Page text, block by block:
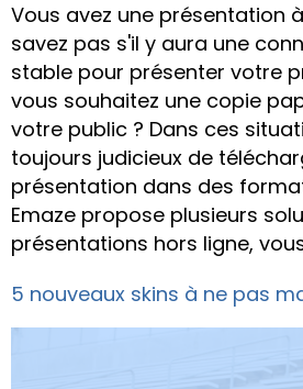
Vous avez une présentation
savez pas s'il y aura une
stable pour présenter votre
vous souhaitez une copie
votre public ? Dans ces
toujours judicieux de
présentation dans des
Emaze propose plusieurs
présentations hors ligne,
5 nouveaux skins à ne pas